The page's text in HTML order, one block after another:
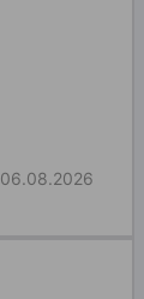
06.08.2026